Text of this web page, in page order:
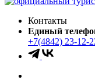
Контакты
Единый
+7(4842) 23-12-